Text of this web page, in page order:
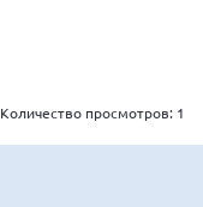
Количество просмотров: 1